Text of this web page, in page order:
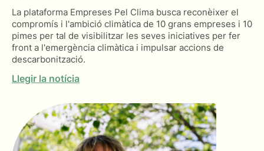
La plataforma Empreses Pel Clima busca reconèixer el
compromís i l'ambició climàtica de 10 grans empreses i 10
pimes per tal de visibilitzar les seves iniciatives per fer
front a l'emergència climàtica i impulsar accions de
descarbonització.
Llegir la notícia